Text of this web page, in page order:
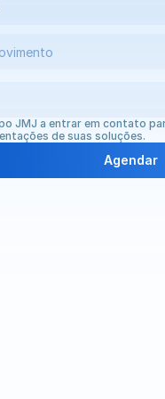
JMJ a entrar em contato
de suas soluções.
Agendar